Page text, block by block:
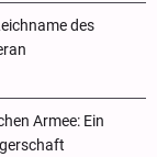
des
Armee: Ein